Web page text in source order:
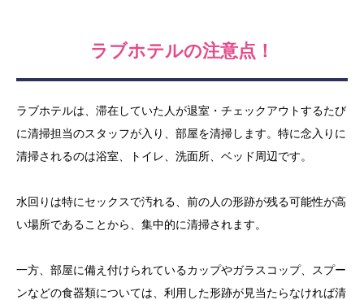
ラブホテルの注意点！
ラブホテルは、滞在していた人が退室・チェックアウトするたび
に清掃担当のスタッフが入り、部屋を清掃します。特に念入りに
清掃されるのは浴室、トイレ、洗面所、ベッド周辺です。
水回りは特にセックスで汚れる、前の人の形跡が残る可能性が高
い場所であることから、集中的に清掃されます。
一方、部屋に備え付けられているカップやガラスコップ、スプー
ンなどの食器類については、利用した形跡が見当たらなければ清